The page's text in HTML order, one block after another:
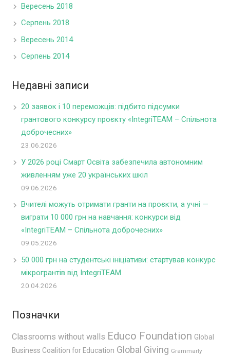
Вересень 2018
Серпень 2018
Вересень 2014
Серпень 2014
Недавні записи
20 заявок і 10 переможців: підбито підсумки
грантового конкурсу проєкту «IntegriTEAM – Спільнота
доброчесних»
23.06.2026
У 2026 році Смарт Освіта забезпечила автономним
живленням уже 20 українських шкіл
09.06.2026
Вчителі можуть отримати гранти на проєкти, а учні —
виграти 10 000 грн на навчання: конкурси від
«IntegriTEAM – Спільнота доброчесних»
09.05.2026
50 000 грн на студентські ініціативи: стартував конкурс
мікрогрантів від IntegriTEAM
20.04.2026
Позначки
Classrooms without walls Educo Foundation Global
Business Coalition for Education Global Giving Grammarly